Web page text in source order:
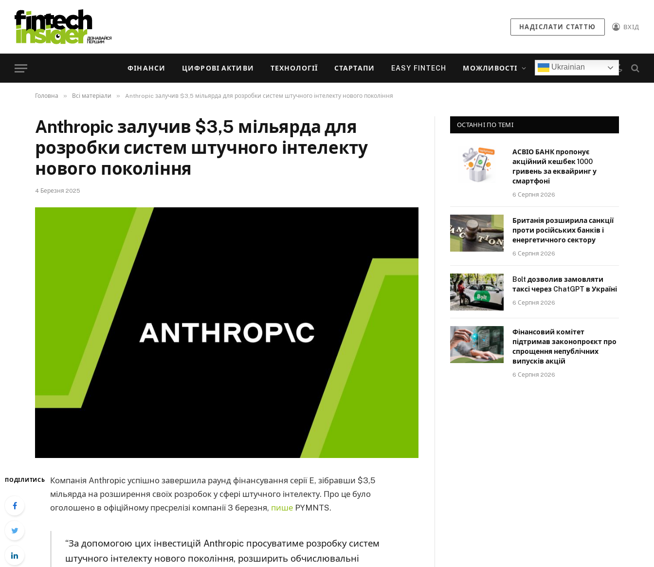
НАДІСЛАТИ СТАТТЮ ВХІД
ФІНАНСИ ЦИФРОВІ АКТИВИ ТЕХНОЛОГІЇ СТАРТАПИ EASY FINTECH МОЖЛИВОСТІ Ukrainian
Головна » Всі матеріали » Anthropic залучив $3,5 мільярда для розробки систем штучного інтелекту нового покоління
Anthropic залучив $3,5 мільярда для
розробки систем штучного інтелекту
нового покоління
4 Березня 2025
ПОДІЛИТИСЬ
Компанія Anthropic успішно завершила раунд фінансування серії E, зібравши $3,5
мільярда на розширення своїх розробок у сфері штучного інтелекту. Про це було
оголошено в офіційному пресрелізі компанії 3 березня, пише PYMNTS.
“За допомогою цих інвестицій Anthropic просуватиме розробку систем
штучного інтелекту нового покоління, розширить обчислювальні
ОСТАННІ ПО ТЕМІ
АСВІО БАНК пропонує
акційний кешбек 1000
гривень за еквайринг у
смартфоні
6 Серпня 2026
Британія розширила санкції
проти російських банків і
енергетичного сектору
6 Серпня 2026
Bolt дозволив замовляти
таксі через ChatGPT в Україні
6 Серпня 2026
Фінансовий комітет
підтримав законопроєкт про
спрощення непублічних
випусків акцій
6 Серпня 2026